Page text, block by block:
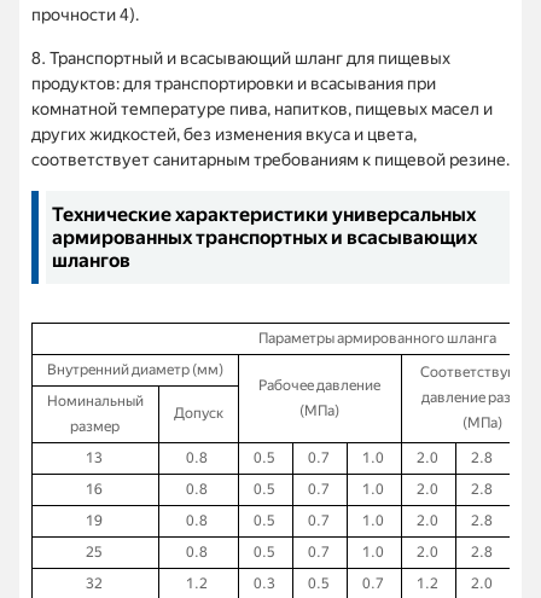
прочности 4).
8. Транспортный и всасывающий шланг для пищевых
продуктов: для транспортировки и всасывания при
комнатной температуре пива, напитков, пищевых масел и
других жидкостей, без изменения вкуса и цвета,
соответствует санитарным требованиям к пищевой резине.
Технические характеристики универсальных
армированных транспортных и всасывающих
шлангов
Параметры армированного шланга
Внутренний диаметр (мм)
Рабочее давление
(МПа)
давление
(МПа)
Номинальный
размер
Допуск
13 0.8 0.5 0.7 1.0 2.0 2.8
16
0.8 0.5 0.7 1.0 2.0 2.8
19
0.8 0.5 0.7 1.0 2.0 2.8
25
0.8 0.5 0.7 1.0 2.0 2.8
32
1.2 0.3 0.5 0.7 1.2 2.0